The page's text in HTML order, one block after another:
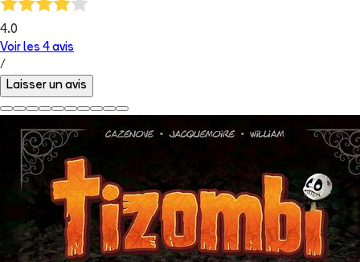
4.0
Voir les 4 avis
/
Laisser un avis